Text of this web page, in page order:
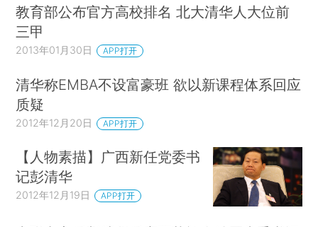
教育部公布官方高校排名 北大清华人大位前
三甲
2013年01月30日 APP打开
清华称EMBA不设富豪班 欲以新课程体系回应
质疑
2012年12月20日 APP打开
【人物素描】广西新任党委书
记彭清华
2012年12月19日 APP打开